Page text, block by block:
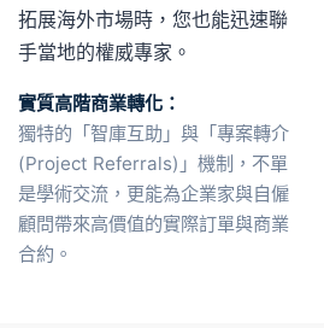
拓展海外市場時，您也能迅速聯
手當地的權威專家。
實質高階商業轉化：
獨特的「智庫互助」與「專案轉介
(Project Referrals)」機制，不單
是學術交流，更能為企業家與自僱
顧問帶來高價值的實際訂單與商業
合約。